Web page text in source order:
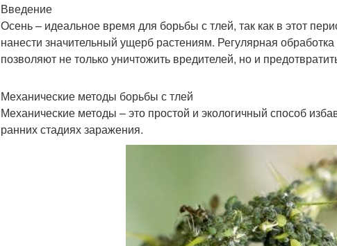
Введение
Осень – идеальное время для борьбы с тлей, так как в этот
нанести значительный ущерб растениям. Регулярная
позволяют не только уничтожить вредителей, но и
Механические методы борьбы с тлей
Механические методы – это простой и экологичный способ
ранних стадиях заражения.